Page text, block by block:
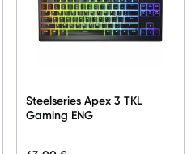
Steelseries Apex 3 TKL
Gaming ENG